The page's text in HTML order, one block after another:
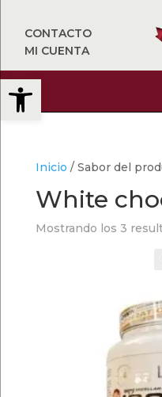
Abrir barra de
CONTACTO
MI CUENTA
Inicio / Sabor del
White
Mostrando los 3